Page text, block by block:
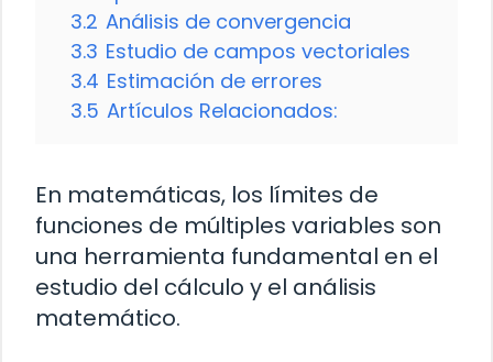
3.2 Análisis de convergencia
3.3 Estudio de campos vectoriales
3.4 Estimación de errores
3.5 Artículos Relacionados:
En matemáticas, los límites de
funciones de múltiples variables son
una herramienta fundamental en el
estudio del cálculo y el análisis
matemático.